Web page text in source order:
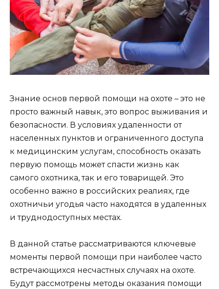
Знание основ первой помощи на охоте – это не
просто важный навык, это вопрос выживания и
безопасности. В условиях удаленности от
населенных пунктов и ограниченного доступа
к медицинским услугам, способность оказать
первую помощь может спасти жизнь как
самого охотника, так и его товарищей. Это
особенно важно в российских реалиях, где
охотничьи угодья часто находятся в удаленных
и труднодоступных местах.
В данной статье рассматриваются ключевые
моменты первой помощи при наиболее часто
встречающихся несчастных случаях на охоте.
Будут рассмотрены методы оказания помощи